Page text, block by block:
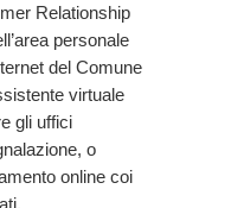
Relationship
personale
del Comune
virtuale
gli uffici
o
online coi